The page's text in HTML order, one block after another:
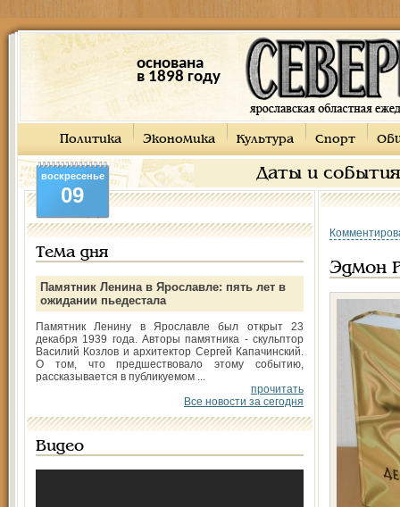
основана
в 1898 году
Политика Экономика Культура Спорт
Даты и
воскресенье
09
Тема дня
Памятник Ленина в Ярославле: пять лет в
ожидании пьедестала
Памятник Ленину в Ярославле был открыт 23
декабря 1939 года. Авторы памятника - скульптор
Василий Козлов и архитектор Сергей Капачинский.
О том, что предшествовало этому событию,
рассказывается в публикуемом ...
прочитать
Все новости за сегодня
Видео
Эдмон